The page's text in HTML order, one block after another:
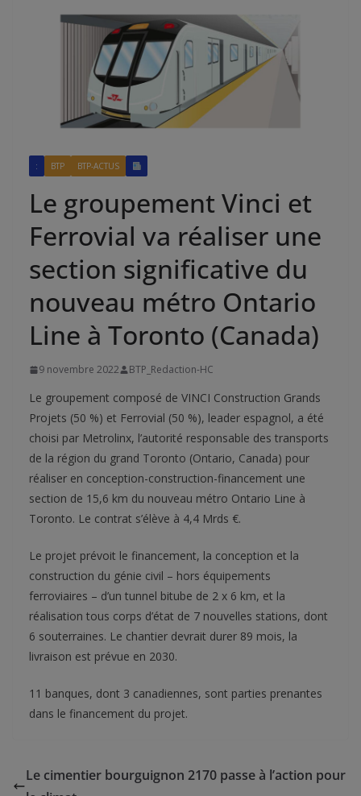
: BTP BTP-ACTUS
Le groupement Vinci et
Ferrovial va réaliser une
section significative du
nouveau métro Ontario
Line à Toronto (Canada)
9 novembre 2022 BTP_Redaction-HC
Le groupement composé de VINCI Construction Grands
Projets (50 %) et Ferrovial (50 %), leader espagnol, a été
choisi par Metrolinx, l’autorité responsable des transports
de la région du grand Toronto (Ontario, Canada) pour
réaliser en conception-construction-financement une
section de 15,6 km du nouveau métro Ontario Line à
Toronto. Le contrat s’élève à 4,4 Mrds €.
Le projet prévoit le financement, la conception et la
construction du génie civil – hors équipements
ferroviaires – d’un tunnel bitube de 2 x 6 km, et la
réalisation tous corps d’état de 7 nouvelles stations, dont
6 souterraines. Le chantier devrait durer 89 mois, la
livraison est prévue en 2030.
11 banques, dont 3 canadiennes, sont parties prenantes
dans le financement du projet.
Le cimentier bourguignon 2170 passe à l’action pour